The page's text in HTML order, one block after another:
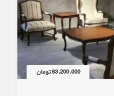
63,200,000 تومان